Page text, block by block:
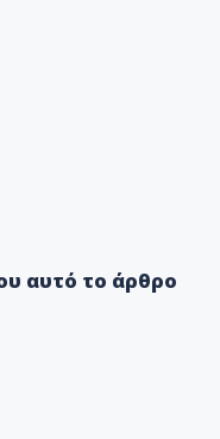
αυτό το άρθρο